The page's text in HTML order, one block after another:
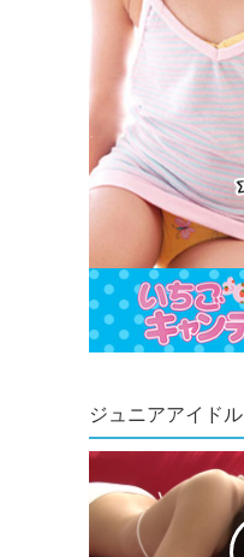
ジュニアアイドル